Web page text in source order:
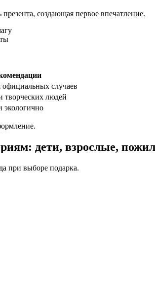
создающая первое впечатление.
официальных случаев
творческих людей
экологично
дети, взрослые,
при выборе подарка.